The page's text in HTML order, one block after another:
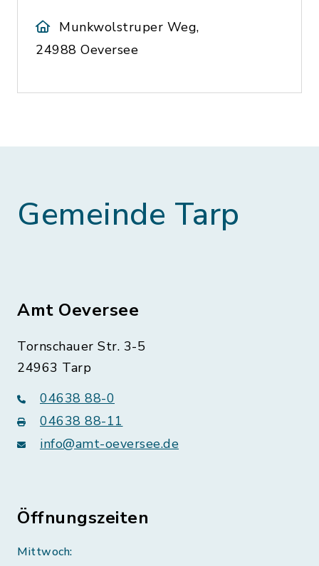
Munkwolstruper Weg,
24988 Oeversee
Gemeinde Tarp
Amt Oeversee
Tornschauer Str. 3-5
24963 Tarp
04638 88-0
04638 88-11
info@amt-oeversee.de
Öffnungszeiten
Mittwoch: